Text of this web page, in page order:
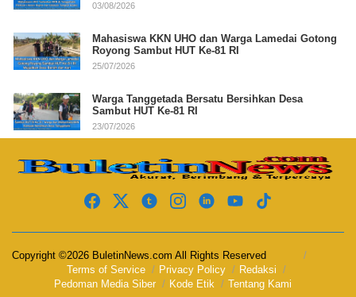
03/08/2026
Mahasiswa KKN UHO dan Warga Lamedai Gotong
Royong Sambut HUT Ke-81 RI
25/07/2026
Warga Tanggetada Bersatu Bersihkan Desa
Sambut HUT Ke-81 RI
23/07/2026
Copyright ©2026 BuletinNews.com All Rights Reserved
Terms of Service
Privacy Policy
Redaksi
Pedoman Media Siber
Kode Etik Tentang Kami